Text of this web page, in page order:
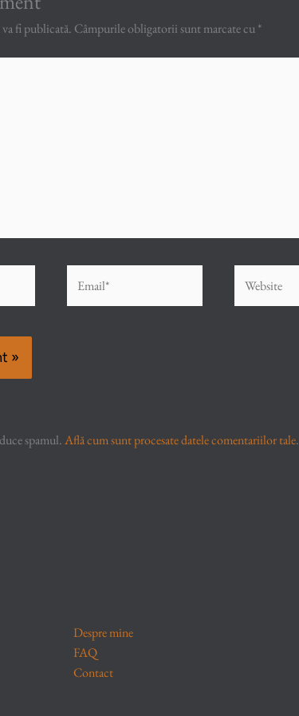
fi publicată. Câmpurile obligatorii sunt marcate cu*
spamul.Află cum sunt procesate datele comentariilor tale.
Despre mine
FAQ
Contact